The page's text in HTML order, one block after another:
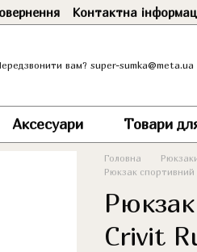
Контактна
вам? super-sumka@meta.ua
Аксесуари Товари
Головна
Рюкзак спортивний
Crivit